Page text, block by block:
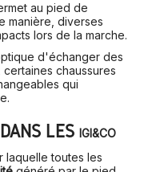
au pied de
manière, diverses
lors de la marche.
d'échanger des
chaussures
qui
LES IGI&CO
laquelle toutes les